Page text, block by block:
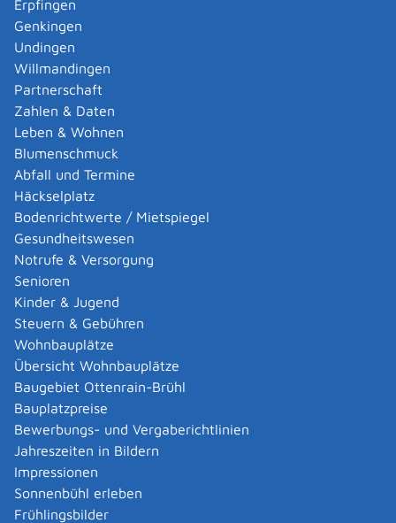
Erpfingen
Genkingen
Undingen
Willmandingen
Partnerschaft
Zahlen & Daten
Leben & Wohnen
Blumenschmuck
Abfall und Termine
Häckselplatz
Bodenrichtwerte / Mietspiegel
Gesundheitswesen
Notrufe & Versorgung
Senioren
Kinder & Jugend
Steuern & Gebühren
Wohnbauplätze
Übersicht Wohnbauplätze
Baugebiet Ottenrain-Brühl
Bauplatzpreise
Bewerbungs- und Vergaberichtlinien
Jahreszeiten in Bildern
Impressionen
Sonnenbühl erleben
Frühlingsbilder
entscheidet die Kammer durch
Dem Präsidenten des Landesarbeitsgerichtes steht
wegen des Verfassungsgrundsatzes der
Unabhängigkeit
Gegen Urteile und Beschlüsse
Landesarbeitsgerichts kann unter den gesetzlich
bestimmten Voraussetzungen daher nur das
Rechtsmittel der Revision
eingelegt werden.
Hausanschrift
Habsburgerstraße 103
79104 Freiburg
Zur elektronischen Fahrplanauskunft
Kontakt
Telefon
Fax
Elektronisches
Gerichts- und
Verwaltungspostfach
016518227 "
Internet
wuerttemberg.de